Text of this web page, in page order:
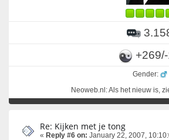
Gender:
Neoweb.nl: Als het nieuw is,
Re: Kijken met je tong
« Reply #6 on: January 22, 2007,